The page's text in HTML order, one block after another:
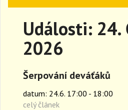
Události: 24.
2026
Šerpování deváťáků
datum: 24.6. 17:00 - 18:00
celý článek